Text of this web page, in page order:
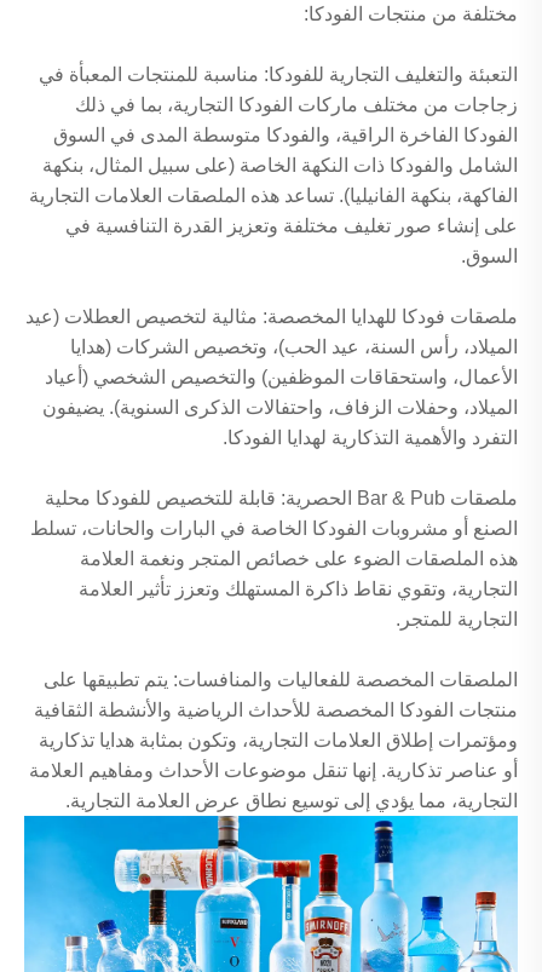
مختلفة من منتجات الفودكا:
التعبئة والتغليف التجارية للفودكا: مناسبة للمنتجات المعبأة في
زجاجات من مختلف ماركات الفودكا التجارية، بما في ذلك
الفودكا الفاخرة الراقية، والفودكا متوسطة المدى في السوق
الشامل والفودكا ذات النكهة الخاصة (على سبيل المثال، بنكهة
الفاكهة، بنكهة الفانيليا). تساعد هذه الملصقات العلامات التجارية
على إنشاء صور تغليف مختلفة وتعزيز القدرة التنافسية في
السوق.
ملصقات فودكا للهدايا المخصصة: مثالية لتخصيص العطلات (عيد
الميلاد، رأس السنة، عيد الحب)، وتخصيص الشركات (هدايا
الأعمال، واستحقاقات الموظفين) والتخصيص الشخصي (أعياد
الميلاد، وحفلات الزفاف، واحتفالات الذكرى السنوية). يضيفون
التفرد والأهمية التذكارية لهدايا الفودكا.
ملصقات Bar & Pub الحصرية: قابلة للتخصيص للفودكا محلية
الصنع أو مشروبات الفودكا الخاصة في البارات والحانات، تسلط
هذه الملصقات الضوء على خصائص المتجر ونغمة العلامة
التجارية، وتقوي نقاط ذاكرة المستهلك وتعزز تأثير العلامة
التجارية للمتجر.
الملصقات المخصصة للفعاليات والمنافسات: يتم تطبيقها على
منتجات الفودكا المخصصة للأحداث الرياضية والأنشطة الثقافية
ومؤتمرات إطلاق العلامات التجارية، وتكون بمثابة هدايا تذكارية
أو عناصر تذكارية. إنها تنقل موضوعات الأحداث ومفاهيم العلامة
التجارية، مما يؤدي إلى توسيع نطاق عرض العلامة التجارية.